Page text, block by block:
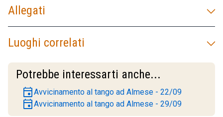
Allegati
Luoghi correlati
Potrebbe interessarti anche...
eventAvvicinamento al tango ad Almese - 22/09
eventAvvicinamento al tango ad Almese - 29/09